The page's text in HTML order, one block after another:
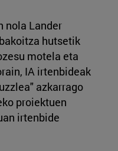
nola Lander
hutsetik
motela eta
IA irtenbideak
azkarrago
proiektuen
irtenbide